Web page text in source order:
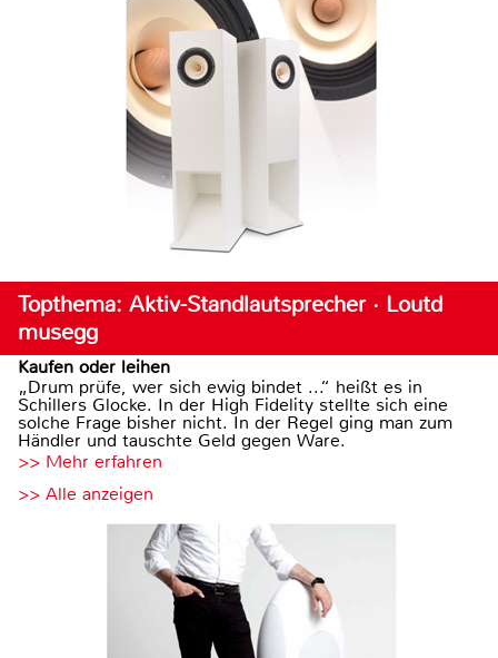
Topthema: Aktiv-Standlautsprecher · Loutd
musegg
Kaufen oder leihen
„Drum prüfe, wer sich ewig bindet ...“ heißt es in
Schillers Glocke. In der High Fidelity stellte sich eine
solche Frage bisher nicht. In der Regel ging man zum
Händler und tauschte Geld gegen Ware.
>> Mehr erfahren
>> Alle anzeigen